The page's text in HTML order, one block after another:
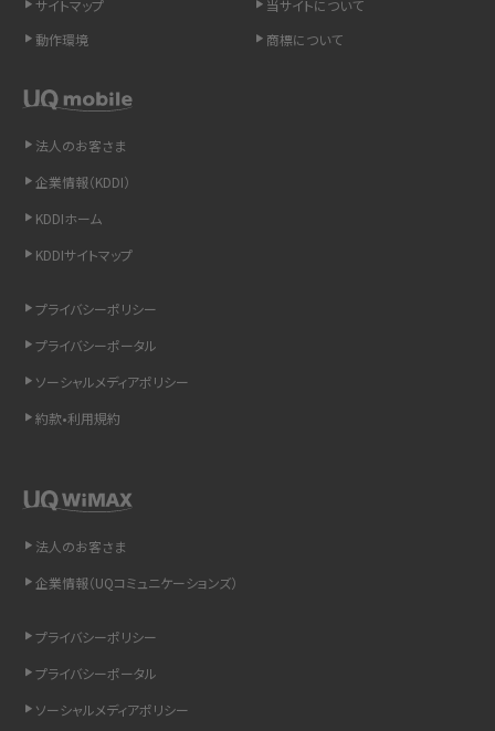
LINEの通知がこない時の原因と対処法9選！設定の確認手順も解説
非通知設定とは？184で電話をかける方法やiPhone・Androidの設定を解説
iCloudの使用容量を減らす9つの方法！使用状況の確認手順も紹介
リプライ機能とは？LINE、X（旧Twitter）、Instagram、TikTokで送る方法を解説
インスタのDMの送り方は？便利機能の使い方や注意点をわかりやすく解説
LINEで送信取り消しをする方法は？相手に知られるのか、削除との違いも紹介
詳しく解説
Wi-Fiを快適に使うための速度はどれくらい？用途別の目安・回線ごとの平均を
紹介
LINEの着信音や通知音の設定・変更方法を解説！鳴らない場合の対処法も紹介
着信拒否とは？設定方法やブロックした番号の確認方法を解説
サイトマップ
当サイトについて
動作環境
商標について
法人のお客さま
企業情報（KDDI）
KDDIホーム
KDDIサイトマップ
プライバシーポリシー
プライバシーポータル
ソーシャルメディアポリシー
約款•利用規約
法人のお客さま
企業情報（UQコミュニケーションズ）
プライバシーポリシー
プライバシーポータル
ソーシャルメディアポリシー